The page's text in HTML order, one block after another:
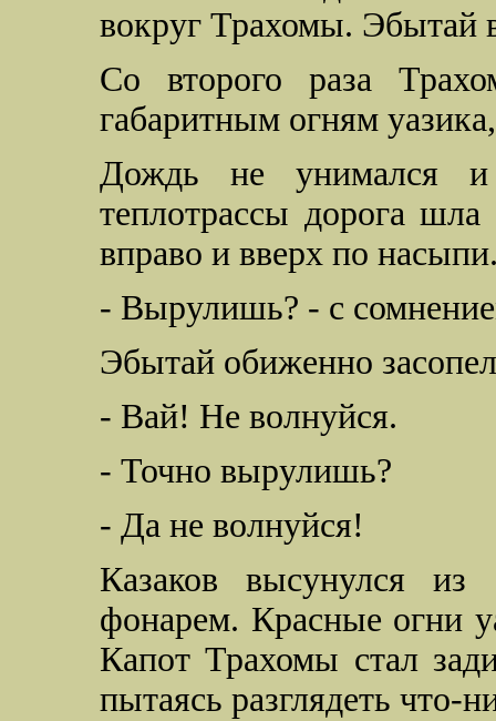
вокруг Трахомы. Эбытай
Со второго раза
габаритным огням
Дождь не унимался и
теплотрассы дорога
вправо и вверх по
- Вырулишь? - с
Эбытай обиженно
- Вай! Не волнуйся.
- Точно вырулишь?
- Да не волнуйся!
Казаков высунулся
фонарем. Красные огни
Капот Трахомы стал
пытаясь разглядеть что-